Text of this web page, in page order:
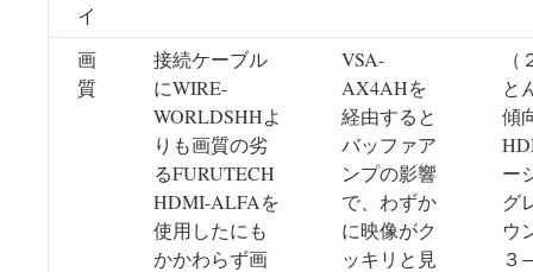
イ
画
質
接続ケーブル
にWIRE-
WORLDSHHよ
りも画質の劣
るFURUTECH
HDMI-ALFAを
使用したにも
かかわらず画
VSA-
AX4AHを
経由すると
バッファア
ンプの影響
で、わずか
に映像がク
ッキリと見
と
傾
ー
グ
ウ
３